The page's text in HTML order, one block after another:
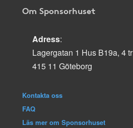
Om Sponsorhuset
Adress:
Lagergatan 1 Hus B19a, 4 tr
415 11 Göteborg
Kontakta oss
FAQ
Läs mer om Sponsorhuset